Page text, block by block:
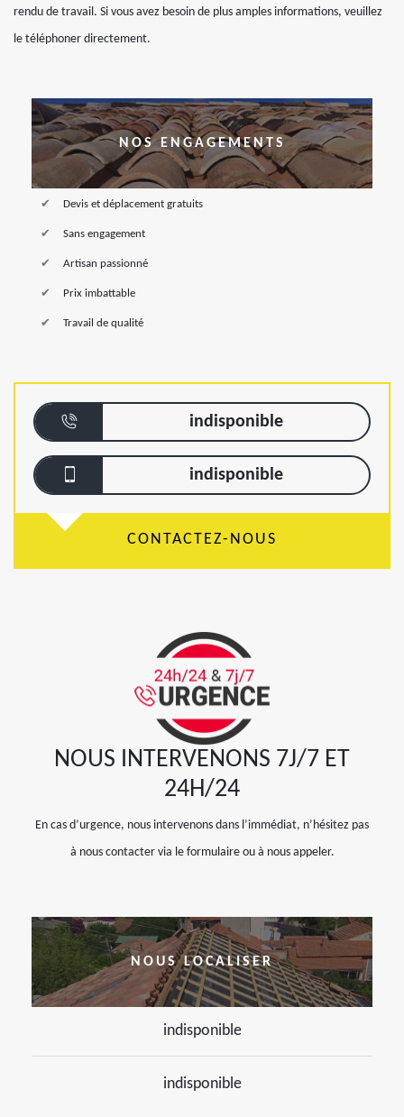
rendu de travail. Si vous avez besoin de plus amples informations, veuillez
le téléphoner directement.
NOS ENGAGEMENTS
Devis et déplacement gratuits
Sans engagement
Artisan passionné
Prix imbattable
Travail de qualité
indisponible
indisponible
CONTACTEZ-NOUS
NOUS INTERVENONS 7J/7 ET
24H/24
En cas d’urgence, nous intervenons dans l’immédiat, n’hésitez pas
à nous contacter via le formulaire ou à nous appeler.
NOUS LOCALISER
indisponible
indisponible